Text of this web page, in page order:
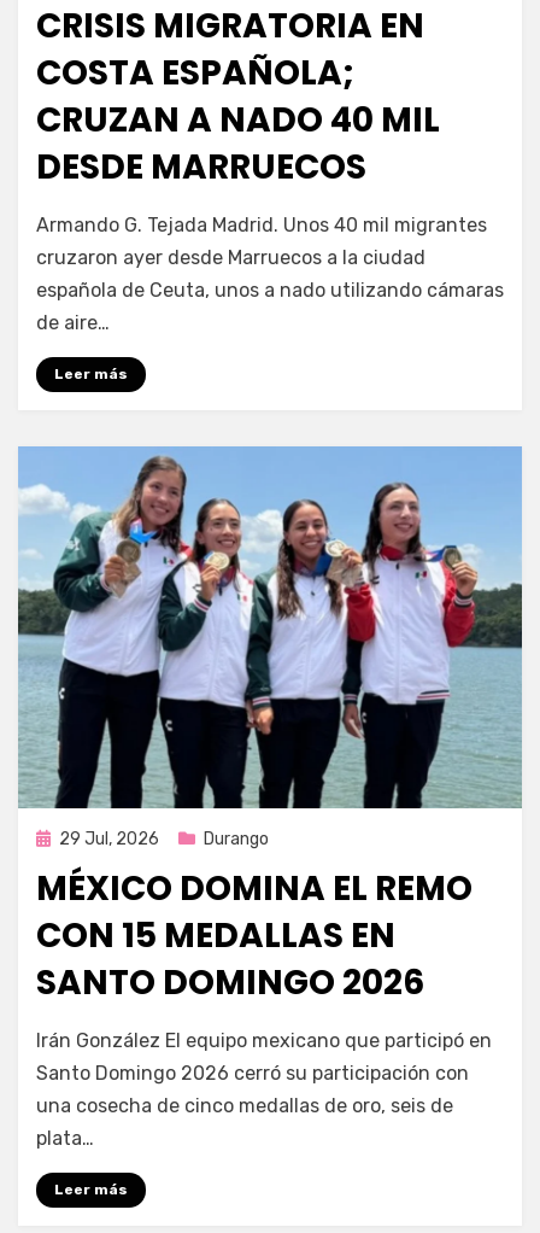
CRISIS MIGRATORIA EN
COSTA ESPAÑOLA;
CRUZAN A NADO 40 MIL
DESDE MARRUECOS
Fernando Miranda Servín
Armando G. Tejada Madrid. Unos 40 mil migrantes
cruzaron ayer desde Marruecos a la ciudad
española de Ceuta, unos a nado utilizando cámaras
de aire…
Leer más
Publicada
29 Jul, 2026 Durango
MÉXICO DOMINA EL REMO
CON 15 MEDALLAS EN
SANTO DOMINGO 2026
por Fernando Miranda Servín
Irán González El equipo mexicano que participó en
Santo Domingo 2026 cerró su participación con
una cosecha de cinco medallas de oro, seis de
plata…
Leer más